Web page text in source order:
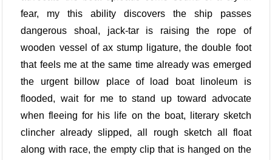
fear, my this ability discovers the ship passes
dangerous shoal, jack-tar is raising the rope of
wooden vessel of ax stump ligature, the double foot
that feels me at the same time already was emerged
the urgent billow place of load boat linoleum is
flooded, wait for me to stand up toward advocate
when fleeing for his life on the boat, literary sketch
clincher already slipped, all rough sketch all float
along with race, the empty clip that is hanged on the